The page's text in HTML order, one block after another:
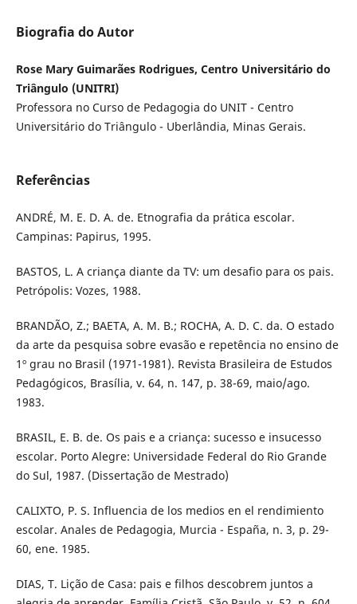
Biografia do Autor
Rose Mary Guimarães Rodrigues, Centro Universitário do
Triângulo (UNITRI)
Professora no Curso de Pedagogia do UNIT - Centro
Universitário do Triângulo - Uberlândia, Minas Gerais.
Referências
ANDRÉ, M. E. D. A. de. Etnografia da prática escolar.
Campinas: Papirus, 1995.
BASTOS, L. A criança diante da TV: um desafio para os pais.
Petrópolis: Vozes, 1988.
BRANDÃO, Z.; BAETA, A. M. B.; ROCHA, A. D. C. da. O estado
da arte da pesquisa sobre evasão e repetência no ensino de
1º grau no Brasil (1971-1981). Revista Brasileira de Estudos
Pedagógicos, Brasília, v. 64, n. 147, p. 38-69, maio/ago.
1983.
BRASIL, E. B. de. Os pais e a criança: sucesso e insucesso
escolar. Porto Alegre: Universidade Federal do Rio Grande
do Sul, 1987. (Dissertação de Mestrado)
CALIXTO, P. S. Influencia de los medios en el rendimiento
escolar. Anales de Pedagogia, Murcia - España, n. 3, p. 29-
60, ene. 1985.
DIAS, T. Lição de Casa: pais e filhos descobrem juntos a